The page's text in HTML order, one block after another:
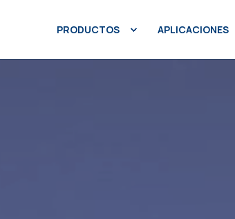
PRODUCTOS APLICACIONES